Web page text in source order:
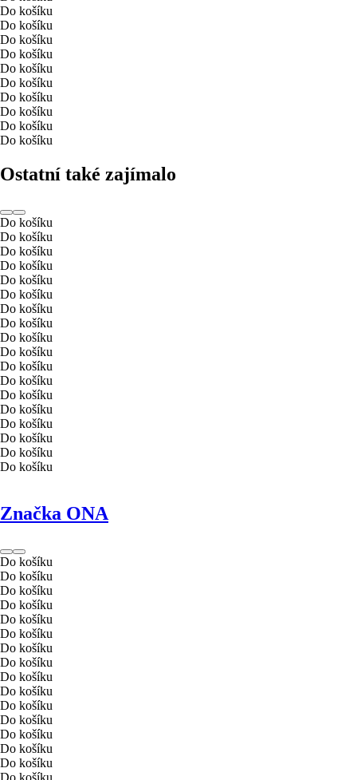
Do košíku
Do košíku
Do košíku
Do košíku
Do košíku
Do košíku
Do košíku
Do košíku
Do košíku
Do košíku
Ostatní také zajímalo
Do košíku
Do košíku
Do košíku
Do košíku
Do košíku
Do košíku
Do košíku
Do košíku
Do košíku
Do košíku
Do košíku
Do košíku
Do košíku
Do košíku
Do košíku
Do košíku
Do košíku
Do košíku
Značka ONA
Do košíku
Do košíku
Do košíku
Do košíku
Do košíku
Do košíku
Do košíku
Do košíku
Do košíku
Do košíku
Do košíku
Do košíku
Do košíku
Do košíku
Do košíku
Do košíku